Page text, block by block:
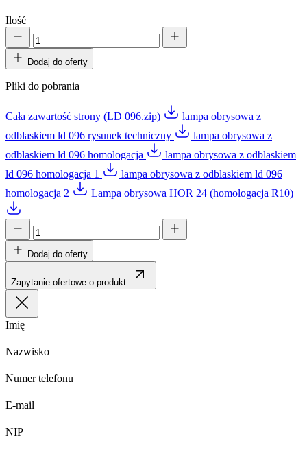
Ilość
Dodaj do oferty
Pliki do pobrania
Cała zawartość strony (LD 096.zip)
lampa obrysowa z
odblaskiem ld 096 rysunek techniczny
lampa obrysowa z
odblaskiem ld 096 homologacja
lampa obrysowa z odblaskiem
ld 096 homologacja 1
lampa obrysowa z odblaskiem ld 096
homologacja 2
Lampa obrysowa HOR 24 (homologacja R10)
Dodaj do oferty
Zapytanie ofertowe o produkt
Imię
Nazwisko
Numer telefonu
E-mail
NIP